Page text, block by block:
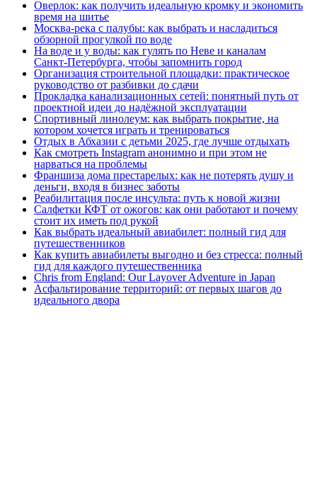
Оверлок: как получить идеальную кромку и экономить
время на шитье
Москва‑река с палубы: как выбрать и насладиться
обзорной прогулкой по воде
На воде и у воды: как гулять по Неве и каналам
Санкт‑Петербурга, чтобы запомнить город
Организация строительной площадки: практическое
руководство от разбивки до сдачи
Прокладка канализационных сетей: понятный путь от
проектной идеи до надёжной эксплуатации
Спортивный линолеум: как выбрать покрытие, на
котором хочется играть и тренироваться
Отдых в Абхазии с детьми 2025, где лучше отдыхать
Как смотреть Instagram анонимно и при этом не
нарваться на проблемы
Франшиза дома престарелых: как не потерять душу и
деньги, входя в бизнес заботы
Реабилитация после инсульта: путь к новой жизни
Салфетки КФТ от ожогов: как они работают и почему
стоит их иметь под рукой
Как выбрать идеальный авиабилет: полный гид для
путешественников
Как купить авиабилеты выгодно и без стресса: полный
гид для каждого путешественника
Chris from England: Our Layover Adventure in Japan
Асфальтирование территорий: от первых шагов до
идеального двора